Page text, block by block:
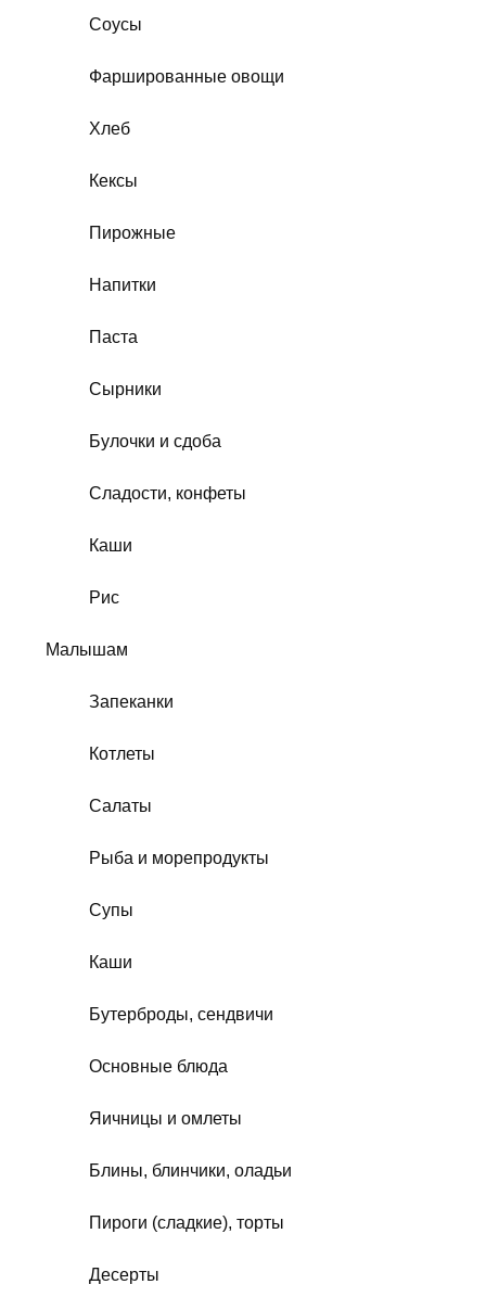
Соусы
Фаршированные овощи
Хлеб
Кексы
Пирожные
Напитки
Паста
Сырники
Булочки и сдоба
Сладости, конфеты
Каши
Рис
Малышам
Запеканки
Котлеты
Салаты
Рыба и морепродукты
Супы
Каши
Бутерброды, сендвичи
Основные блюда
Яичницы и омлеты
Блины, блинчики, оладьи
Пироги (сладкие), торты
Десерты